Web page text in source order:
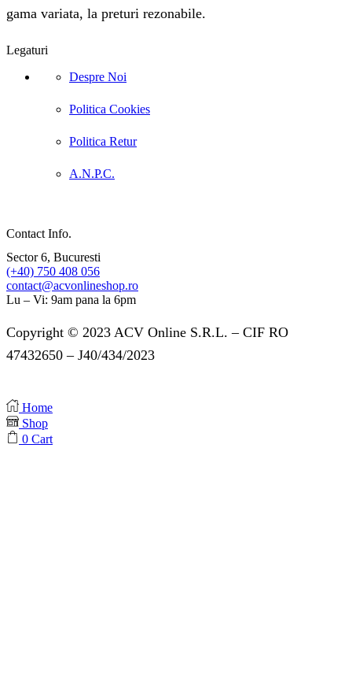
gama variata, la preturi rezonabile.
Legaturi
Despre Noi
Politica Cookies
Politica Retur
A.N.P.C.
Contact Info.
Sector 6, Bucuresti
(+40) 750 408 056
contact@acvonlineshop.ro
Lu – Vi: 9am pana la 6pm
Copyright © 2023 ACV Online S.R.L. – CIF RO
47432650 – J40/434/2023
Home
Shop
0 Cart